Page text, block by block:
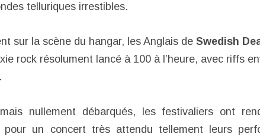
telluriques irrestibles.
sur la scène du hangar, les Anglais de Swedish
rock résolument lancé à 100 à l’heure, avec riffs
nullement débarqués, les festivaliers ont
pour un concert très attendu tellement leurs